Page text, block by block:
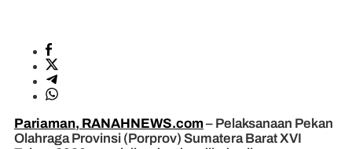
Pariaman, RANAHNEWS.com– Pelaksanaan Pekan
Olahraga Provinsi (Porprov) Sumatera Barat XVI